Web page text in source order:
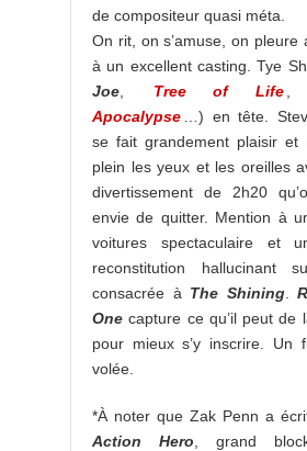
de compositeur quasi méta.
On rit, on s’amuse, on pleure
à un excellent casting. Tye
Joe
Tree of Life
Apocalypse
…) en tête.
se fait grandement plaisir et
plein les yeux et les oreilles
divertissement de 2h20
envie de quitter. Mention à
voitures spectaculaire et
reconstitution hallucinant
consacrée à The Shining.
One capture ce qu’il peut de
pour mieux s’y inscrire. Un
volée.
*À noter que Zak Penn a
Action Hero , grand